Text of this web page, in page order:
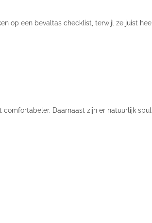
op een bevaltas checklist, terwijl ze juist
comfortabeler. Daarnaast zijn er natuurlijk